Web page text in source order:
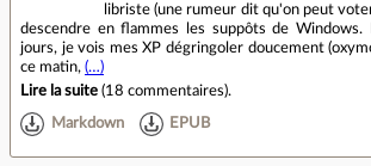
libriste (une rumeur dit qu'on peut
descendre en flammes les suppôts de Windows.
jours, je vois mes XP dégringoler doucement
ce matin, (…)
Lire la suite (18 commentaires).
Markdown EPUB